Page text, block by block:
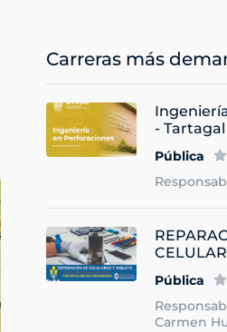
Carreras más
- Tartagal
Pública
Pública
Carmen